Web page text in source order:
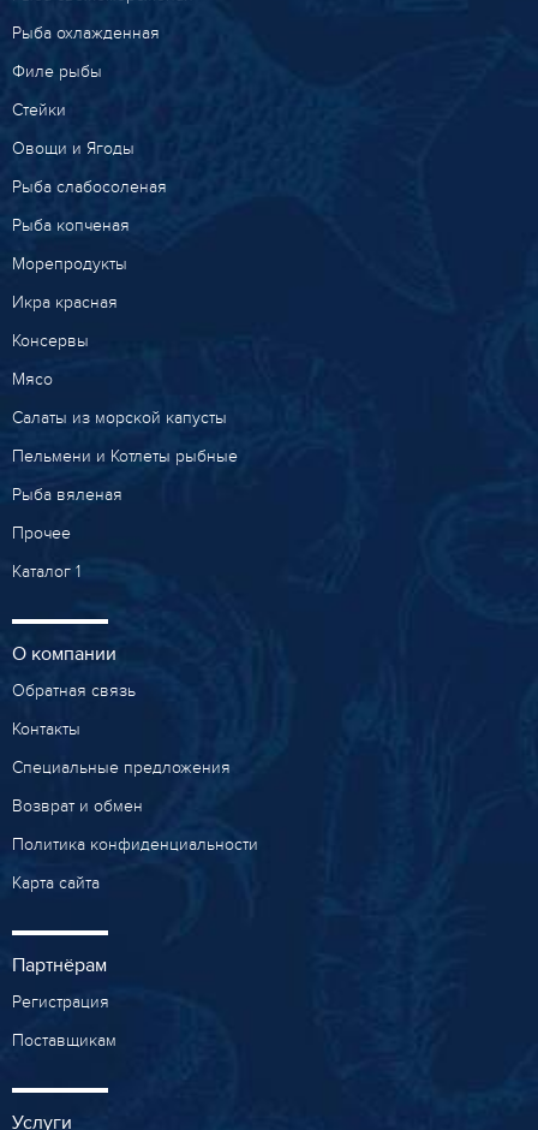
Рыба охлажденная
Филе рыбы
Стейки
Овощи и Ягоды
Рыба слабосоленая
Рыба копченая
Морепродукты
Икра красная
Консервы
Мясо
Салаты из морской капусты
Пельмени и Котлеты рыбные
Рыба вяленая
Прочее
Каталог 1
О компании
Обратная связь
Контакты
Специальные предложения
Возврат и обмен
Политика конфиденциальности
Карта сайта
Партнёрам
Регистрация
Поставщикам
Услуги